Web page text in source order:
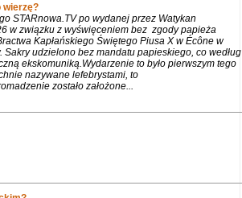
wierzę?
STARnowa.TV po wydanej przez Watykan
w związku z wyświęceniem bez zgody papieża
Kapłańskiego Świętego Piusa X w Écône w
udzielono bez mandatu papieskiego, co według
ekskomuniką.Wydarzenie to było pierwszym tego
nazywane lefebrystami, to
zostało założone...